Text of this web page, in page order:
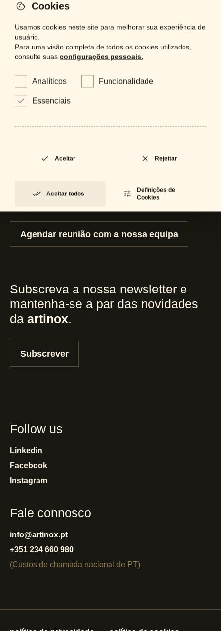
iluminação
espelhos
projetos
bespoke
É um profissional e precisa de
consultoria e suporte?
Agendar reunião com a nossa equipa
Subscreva a nossa newsletter e
mantenha-se a par das novidades
da artinox.
Subscrever
Follow us
Linkedin
Facebook
Instagram
Fale connosco
info@artinox.pt
+351 234 660 980
(Custos de chamada nacional de PT)
Cookies
Usamos cookies neste site para melhorar sua experiência de
usuário.
Para uma visão completa de todos os cookies utilizados,
consulte suas configurações pessoais.
Analíticos Funcionalidade
Essenciais
Aceitar Rejeitar
Aceitar todos
Definições de
Cookies